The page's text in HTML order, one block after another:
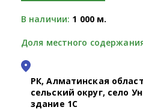
В наличии: 1 000 м.
Доля местного
РК, Алматинская
сельский округ, село
здание 1С